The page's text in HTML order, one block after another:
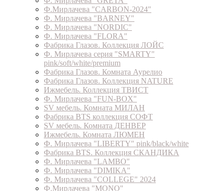
Ф.Мирлачева "CARBON-2024"
Ф. Мирлачева "BARNEY"
Ф. Мирлачева "NORDIC"
Ф. Мирлачева "FLORA"
Фабрика Глазов. Коллекция ЛОЙС
Ф. Мирлачева серия "SMARTY"
pink/soft/white/premium
Фабрика Глазов. Комната Аурелио
Фабрика Глазов. Коллекция NATURE
Ижмебель. Коллекция ТВИСТ
Ф. Мирлачева "FUN-BOX"
SV мебель. Комната МИЛАН
Фабрика BTS коллекция СОФТ
SV мебель. Комната ДЕНВЕР
Ижмебель. Комната ЛЮМЕН
Ф. Мирлачева "LIBERTY" pink/black/white
Фабрика BTS. Коллекция СКАНДИКА
Ф. Мирлачева "LAMBO"
Ф. Мирлачева "DIMIKA"
Ф. Мирлачева "COLLEGE" 2024
Ф.Мирлачева "MONO"